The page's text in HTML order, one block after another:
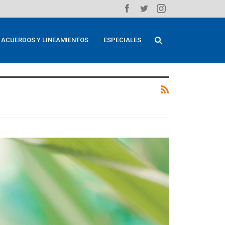
ACUERDOS Y LINEAMIENTOS ESPECIALES